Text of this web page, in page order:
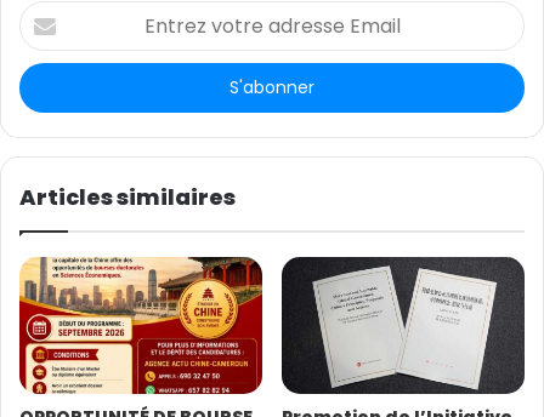
E
n
r
e
z
o
r
e
a
d
s
Articles similaires